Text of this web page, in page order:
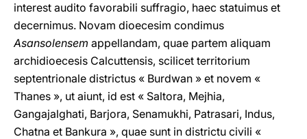
interest audito favorabili suffragio, haec statuimus et
decernimus. Novam dioecesim condimus
Asansolensem appellandam, quae partem aliquam
archidioecesis Calcuttensis, scilicet territorium
septentrionale districtus « Burdwan » et novem «
Thanes », ut aiunt, id est « Saltora, Mejhia,
Gangajalghati, Barjora, Senamukhi, Patrasari, Indus,
Chatna et Bankura », quae sunt in districtu civili «